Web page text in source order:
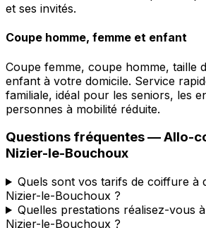
et ses invités.
Coupe homme, femme et enfant
Coupe femme, coupe homme, taille
enfant à votre domicile. Service
familiale, idéal pour les seniors, les
personnes à mobilité réduite.
Questions fréquentes —Allo-
Nizier-le-Bouchoux
Quels sont vos tarifs de coiffure à
Nizier-le-Bouchoux ?
Quelles prestations réalisez-vous
Nizier-le-Bouchoux ?